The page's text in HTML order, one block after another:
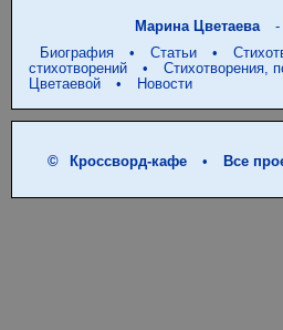
Марина Цветаева
-
Биография
• Статьи •
стихотворений
•
Стихотворения,
Цветаевой
• Новости
© Кроссворд-кафе • Все